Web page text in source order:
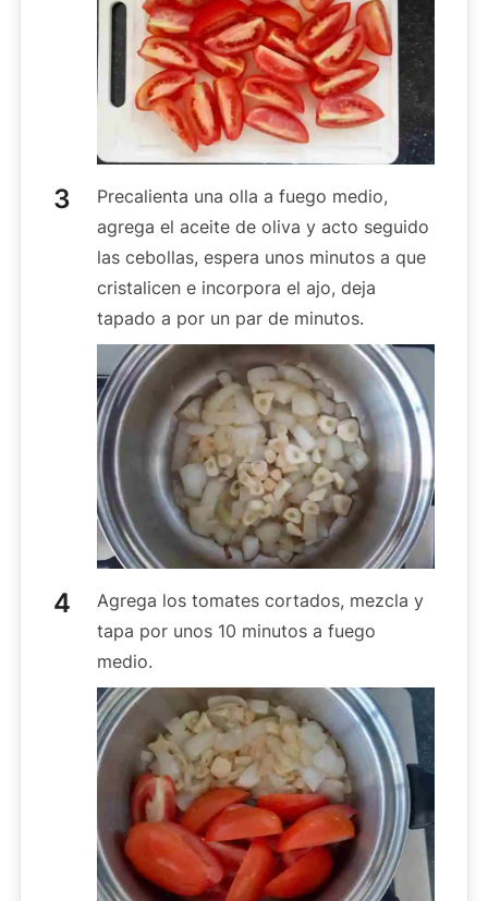
Precalienta una olla a fuego medio,
agrega el aceite de oliva y acto seguido
las cebollas, espera unos minutos a que
cristalicen e incorpora el ajo, deja
tapado a por un par de minutos.
Agrega los tomates cortados, mezcla y
tapa por unos 10 minutos a fuego
medio.